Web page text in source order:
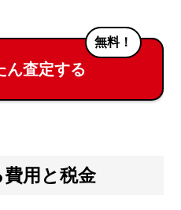
ん査定する
無料！
用と税金